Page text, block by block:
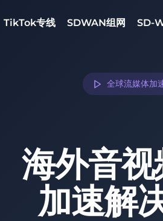
TikTok专线 SDWAN组网 SD-
全球流媒体加
海外音视
加速解